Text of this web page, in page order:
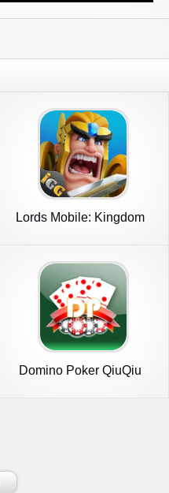
Lords Mobile: Kingdom
Domino Poker QiuQiu